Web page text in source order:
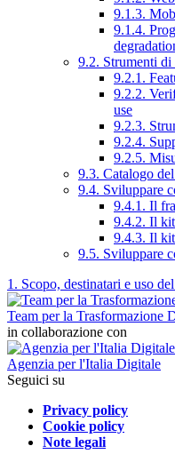
9.1.3.
9.1.4.
9.2. Strumenti
9.2.1.
9.2.2.
use
9.2.3.
9.2.4.
9.2.5.
9.3. Catalogo
9.4. Sviluppare
9.4.1. Il
9.4.2. Il
9.4.3. Il
9.5. Sviluppare
1. Scopo, destinatari e uso
Team per la Trasformazione
in collaborazione con
Agenzia per l'Italia Digitale
Seguici su
Privacy policy
Cookie policy
Note legali